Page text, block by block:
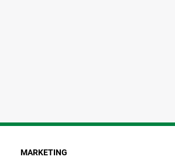
MARKETING